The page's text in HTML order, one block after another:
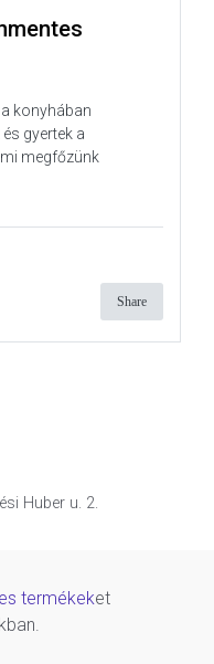
konyhában
gyertek a
megfőzünk
Share
Huber u. 2.
termékeket